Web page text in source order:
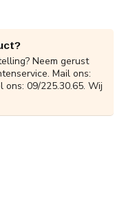
Neem gerust
Mail ons:
ons: 09/225.30.65. Wij